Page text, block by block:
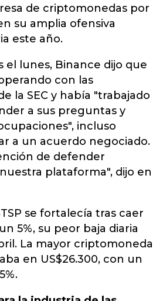
de criptomonedas por
su amplia ofensiva
este año.
el lunes, Binance dijo que
con las
la SEC y había "trabajado
a sus preguntas y
incluso
a un acuerdo negociado.
de defender
plataforma", dijo en
se fortalecía tras caer
5%, su peor baja diaria
La mayor criptomoneda
en US$26.300, con un